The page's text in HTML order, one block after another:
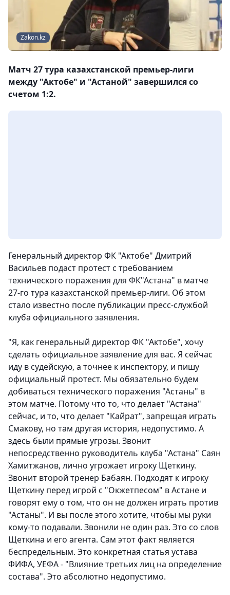
Zakon.kz
Матч 27 тура казахстанской премьер-лиги
между "Актобе" и "Астаной" завершился со
счетом 1:2.
Генеральный директор ФК "Актобе" Дмитрий
Васильев подаст протест с требованием
технического поражения для ФК"Астана" в матче
27-го тура казахстанской премьер-лиги. Об этом
стало известно после публикации пресс-службой
клуба официального заявления.
"Я, как генеральный директор ФК "Актобе", хочу
сделать официальное заявление для вас. Я сейчас
иду в судейскую, а точнее к инспектору, и пишу
официальный протест. Мы обязательно будем
добиваться технического поражения "Астаны" в
этом матче. Потому что то, что делает "Астана"
сейчас, и то, что делает "Кайрат", запрещая играть
Смакову, но там другая история, недопустимо. А
здесь были прямые угрозы. Звонит
непосредственно руководитель клуба "Астана" Саян
Хамитжанов, лично угрожает игроку Щеткину.
Звонит второй тренер Бабаян. Подходят к игроку
Щеткину перед игрой с "Окжетпесом" в Астане и
говорят ему о том, что он не должен играть против
"Астаны". И вы после этого хотите, чтобы мы руки
кому-то подавали. Звонили не один раз. Это со слов
Щеткина и его агента. Сам этот факт является
беспредельным. Это конкретная статья устава
ФИФА, УЕФА - "Влияние третьих лиц на определение
состава". Это абсолютно недопустимо.